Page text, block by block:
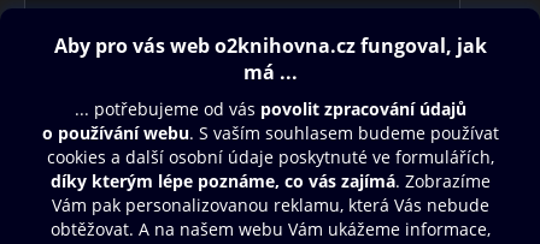
Obsah ke stažení
Moje O2 Knihovna
Další zábava